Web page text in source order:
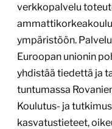
verkkopalvelu
ympäristöön.
Euroopan unionin
yhdistää tiedettä ja
tuntumassa
Koulutus- ja
kasvatustieteet,